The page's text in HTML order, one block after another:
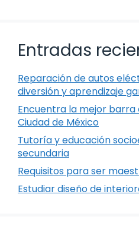
Entradas
Reparación de autos
diversión y aprendizaje
Encuentra la mejor barra
Ciudad de México
Tutoría y educación
secundaria
Requisitos para ser
Estudiar diseño de